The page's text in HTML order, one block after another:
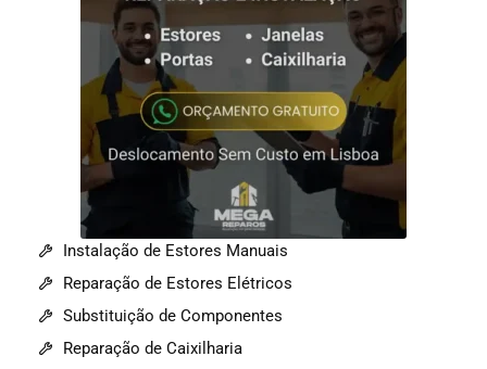
Instalação de Estores Manuais
Reparação de Estores Elétricos
Substituição de Componentes
Reparação de Caixilharia